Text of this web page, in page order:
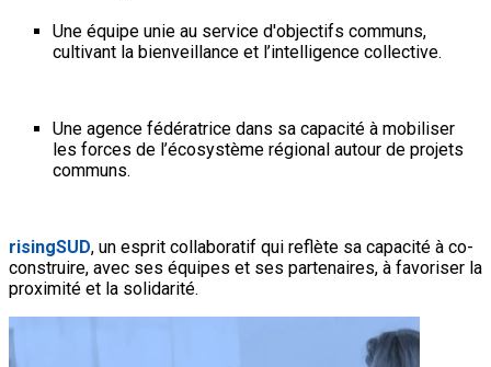
Une équipe unie au service d'objectifs communs,
cultivant la bienveillance et l’intelligence collective.
Une agence fédératrice dans sa capacité à mobiliser
les forces de l’écosystème régional autour de projets
communs.
risingSUD, un esprit collaboratif qui reflète sa capacité à co-
construire, avec ses équipes et ses partenaires, à favoriser la
proximité et la solidarité.